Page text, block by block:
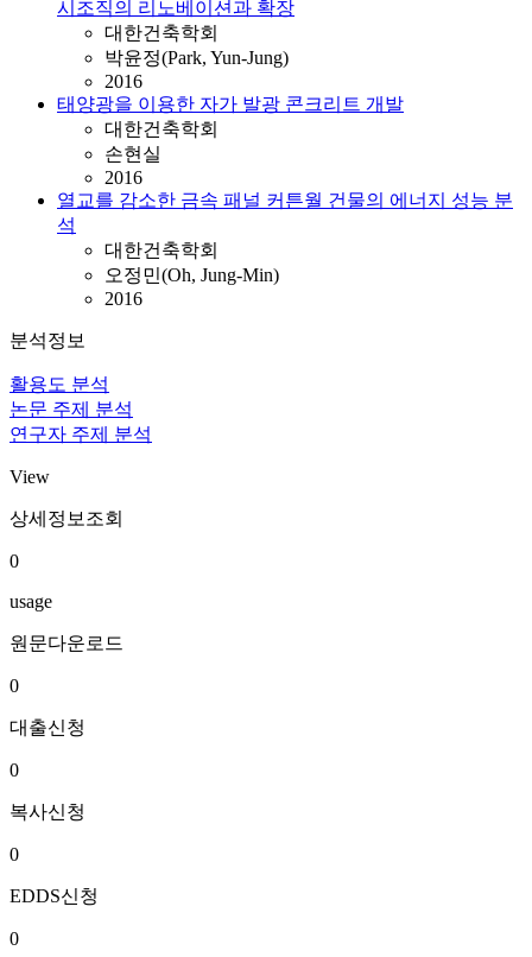
시조직의 리노베이션과 확장
대한건축학회
박윤정(Park, Yun-Jung)
2016
태양광을 이용한 자가 발광 콘크리트 개발
대한건축학회
손현실
2016
열교를 감소한 금속 패널 커튼월 건물의 에너지 성능 분
석
대한건축학회
오정민(Oh, Jung-Min)
2016
분석정보
활용도 분석
논문 주제 분석
연구자 주제 분석
View
상세정보조회
0
usage
원문다운로드
0
대출신청
0
복사신청
0
EDDS신청
0